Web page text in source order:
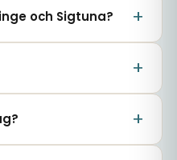
och Sigtuna?